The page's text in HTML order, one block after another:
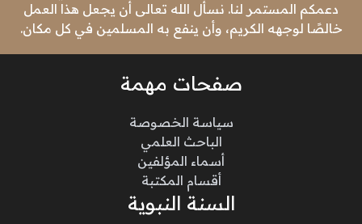
دعمكم المستمر لنا. نسأل الله تعالى أن يجعل هذا العمل
خالصًا لوجهه الكريم، وأن ينفع به المسلمين في كل مكان.
صفحات مهمة
سياسة الخصوصة
الباحث العلمي
أسماء المؤلفين
أقسام المكتبة
السنة النبوية